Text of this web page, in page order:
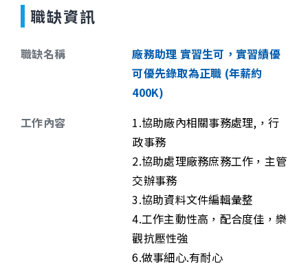
職缺資訊
職缺名稱
廠務助理 實習生可，實習績優
可優先錄取為正職 (年薪約
400K)
工作內容
1.協助廠內相關事務處理,，行
政事務
2.協助處理廠務庶務工作，主管
交辦事務
3.協助資料文件編輯彙整
4.工作主動性高，配合度佳，樂
觀抗壓性強
6.做事細心.有耐心